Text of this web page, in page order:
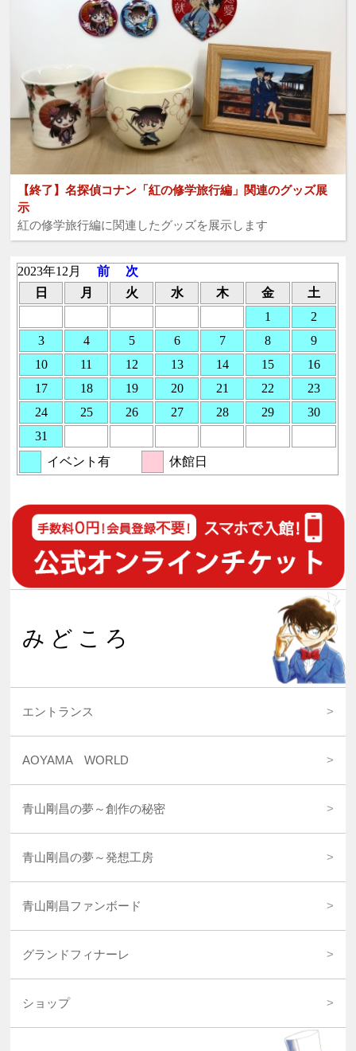
【終了】名探偵コナン「紅の修学旅行編」関連のグッズ展
示
紅の修学旅行編に関連したグッズを展示します
みどころ
エントランス
AOYAMA WORLD
青山剛昌の夢～創作の秘密
青山剛昌の夢～発想工房
青山剛昌ファンボード
グランドフィナーレ
ショップ